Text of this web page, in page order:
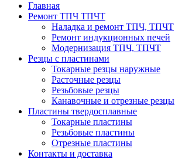
Главная
Ремонт ТПЧ ТПЧТ
Наладка и ремонт ТПЧ, ТПЧТ
Ремонт индукционных печей
Модернизация ТПЧ, ТПЧТ
Резцы с пластинами
Токарные резцы наружные
Расточные резцы
Резьбовые резцы
Канавочные и отрезные резцы
Пластины твердосплавные
Токарные пластины
Резьбовые пластины
Отрезные пластины
Контакты и доставка